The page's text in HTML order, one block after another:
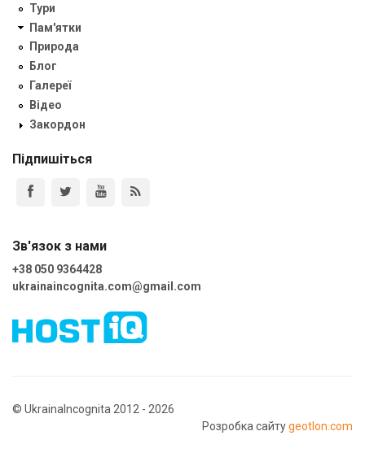
Тури
Пам'ятки
Природа
Блог
Галереї
Відео
Закордон
Підпишіться
Зв'язок з нами
+38 050 9364428
ukrainaincognita.com@gmail.com
© UkrainaIncognita 2012 - 2026
Розробка сайтуgeotlon.com